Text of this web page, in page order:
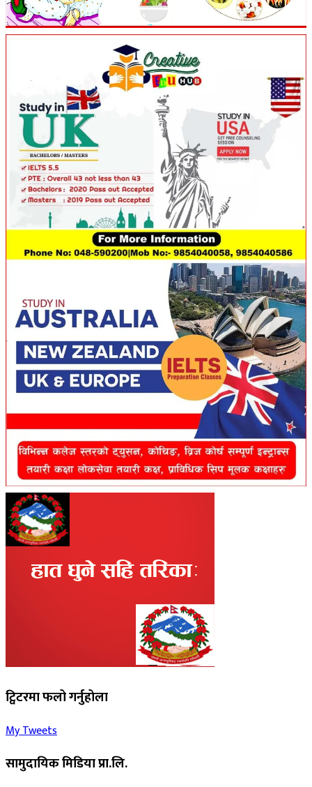
ट्विटरमा फलो गर्नुहोला
My Tweets
सामुदायिक मिडिया प्रा.लि.